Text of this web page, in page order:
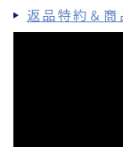
返品特約＆